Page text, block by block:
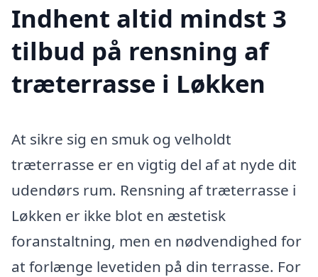
Indhent altid mindst 3
tilbud på rensning af
træterrasse i Løkken
At sikre sig en smuk og velholdt
træterrasse er en vigtig del af at nyde dit
udendørs rum. Rensning af træterrasse i
Løkken er ikke blot en æstetisk
foranstaltning, men en nødvendighed for
at forlænge levetiden på din terrasse. For